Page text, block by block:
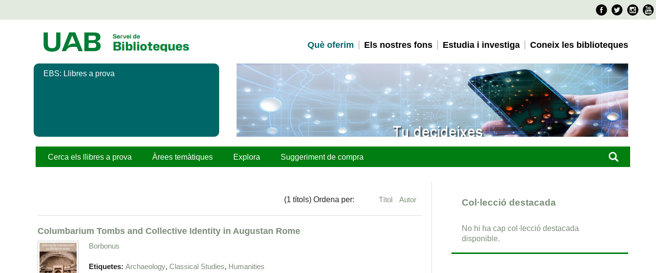
Twitter
Què oferim Els nostres fons Estudia i investiga Coneix les biblioteques
EBS: Llibres a prova
Cerca els llibres a prova Àrees temàtiques Explora Suggeriment de compra
(1 títols) Ordena per: Títol Autor
Columbarium Tombs and Collective Identity in Augustan Rome
Borbonus
Etiquetes: Archaeology, Classical Studies, Humanities
Col·lecció destacada
No hi ha cap col·lecció destacada
disponible.